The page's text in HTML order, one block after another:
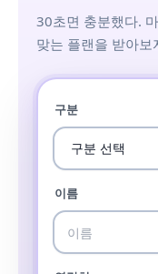
30초면 충분했다.
맞는 플랜을 받아보
구분
이름